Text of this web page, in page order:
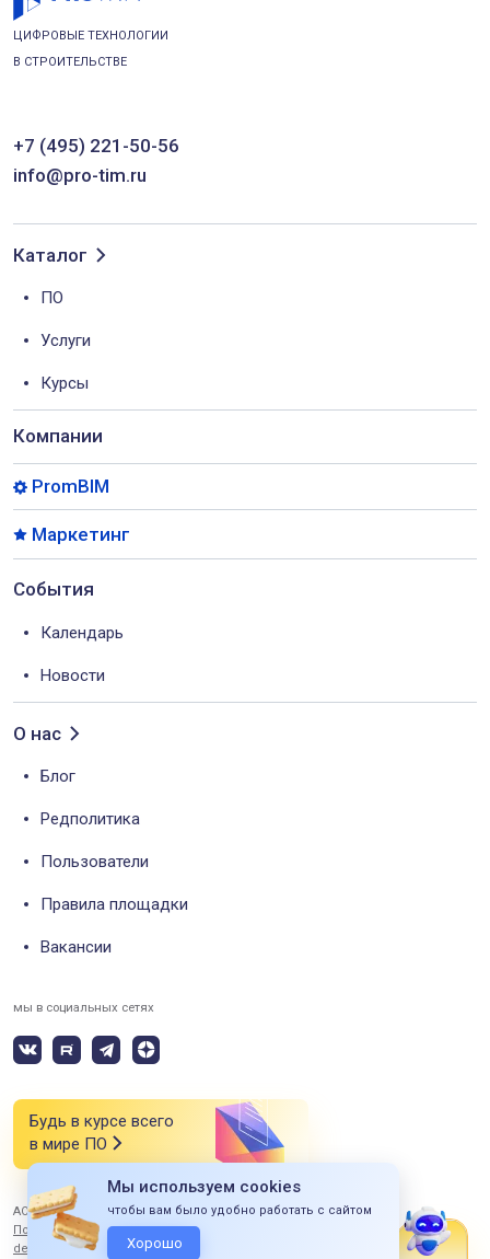
ЦИФРОВЫЕ ТЕХНОЛОГИИ
В СТРОИТЕЛЬСТВЕ
+7 (495) 221-50-56
info@pro-tim.ru
Каталог
ПО
Услуги
Курсы
Компании
PromBIM
Маркетинг
События
Календарь
Новости
О нас
Блог
Редполитика
Пользователи
Правила площадки
Вакансии
мы в социальных сетях
Будь в курсе всего
в мире ПО
АО «СИЭСДИ» 2026 Все права защищены
Политика конфиденциальности
design by ITERBI
Мы используем cookies
чтобы вам было удобно работать с сайтом
Хорошо